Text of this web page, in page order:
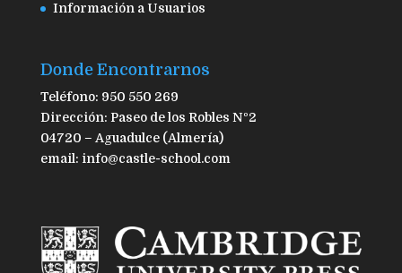
Información a Usuarios
Donde Encontrarnos
Teléfono: 950 550 269
Dirección: Paseo de los Robles Nº2
04720 – Aguadulce (Almería)
email: info@castle-school.com